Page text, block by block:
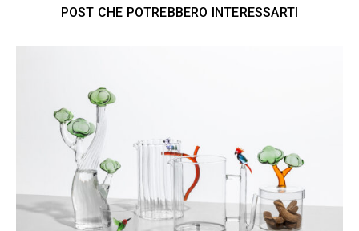
POST CHE POTREBBERO INTERESSARTI